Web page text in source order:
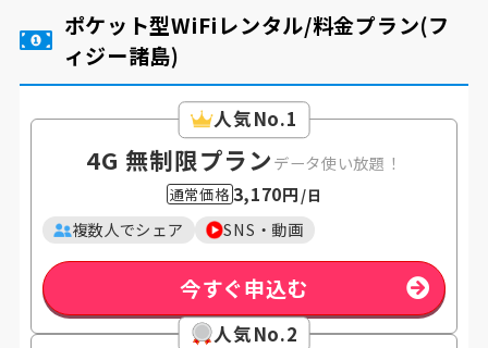
ポケット型WiFiレンタル/料金プラン(フ
ィジー諸島)
人気No.1
4G 無制限プランデータ使い放題！
通常価格3,170円 /日
複数人でシェア SNS・動画
今すぐ申込む
人気No.2